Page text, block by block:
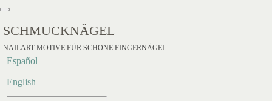
SCHMUCKNÄGEL
NAILART MOTIVE FÜR SCHÖNE FINGERNÄGEL
Español
English